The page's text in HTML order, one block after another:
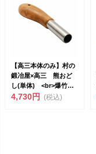
【高三本体のみ】村の
鍛冶屋×高三 熊おど
し(単体) <br>爆竹を
セット...
4,730円 (税込)